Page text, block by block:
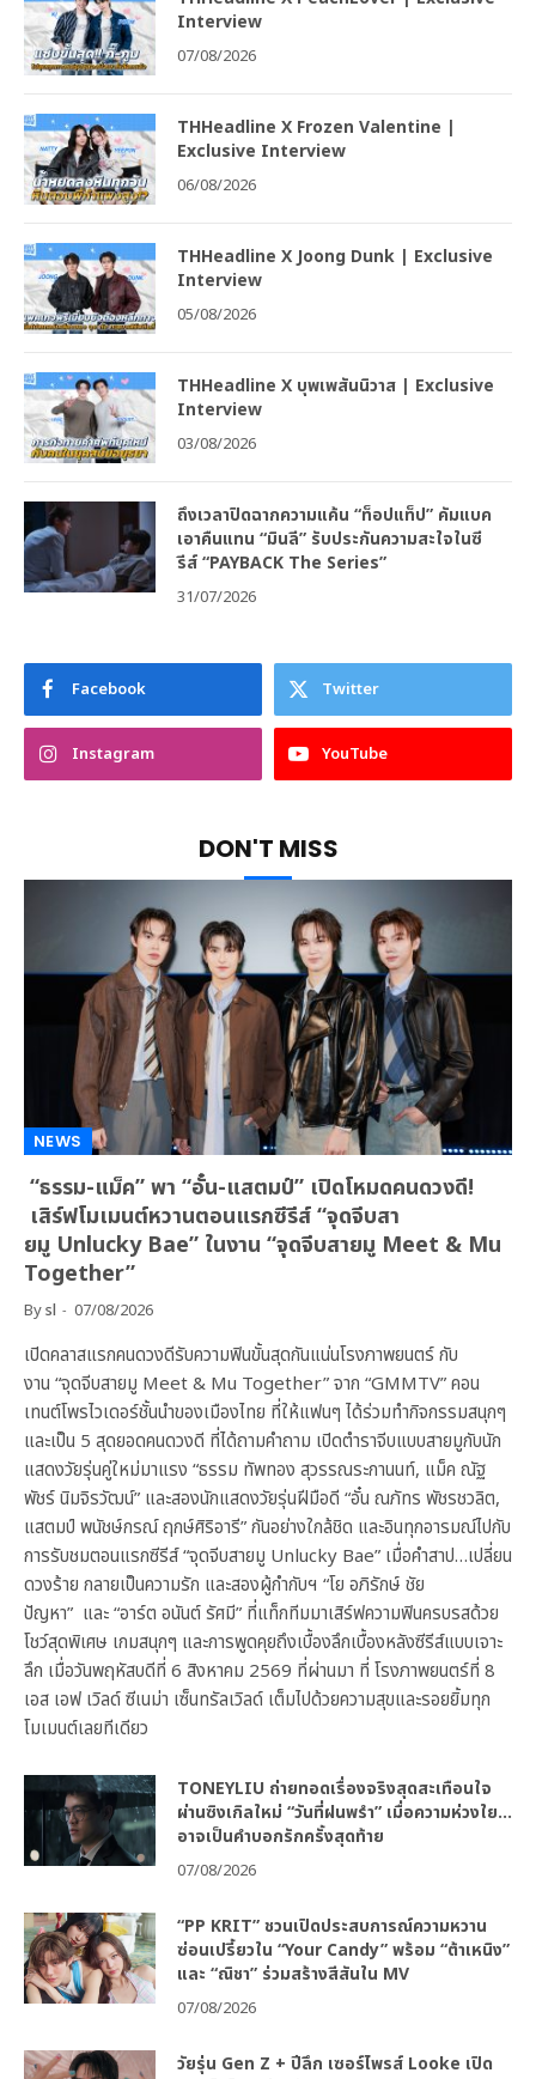
Interview
07/08/2026
THHeadline X Frozen Valentine |
Exclusive Interview
06/08/2026
THHeadline X Joong Dunk | Exclusive
Interview
05/08/2026
THHeadline X บุพเพสันนิวาส | Exclusive
Interview
03/08/2026
ถึงเวลาปิดฉากความแค้น “ท็อปแท็ป” คัมแบค
เอาคืนแทน “มินลี” รับประกันความสะใจในซี
รีส์ “PAYBACK The Series”
31/07/2026
Facebook Twitter
Instagram YouTube
DON'T MISS
NEWS
“ธรรม-แม็ค” พา “อั๋น-แสตมป์” เปิดโหมดคนดวงดี!
เสิร์ฟโมเมนต์หวานตอนแรกซีรีส์ “จุดจีบสา
ยมู Unlucky Bae” ในงาน “จุดจีบสายมู Meet & Mu
Together”
Bysl 07/08/2026
เปิดคลาสแรกคนดวงดีรับความฟินขั้นสุดกันแน่นโรงภาพยนตร์ กับ
งาน “จุดจีบสายมู Meet & Mu Together” จาก “GMMTV” คอน
เทนต์โพรไวเดอร์ชั้นนำของเมืองไทย ที่ให้แฟนๆ ได้ร่วมทำกิจกรรมสนุกๆ
และเป็น 5 สุดยอดคนดวงดี ที่ได้ถามคำถาม เปิดตำราจีบแบบสายมูกับนัก
แสดงวัยรุ่นคู่ใหม่มาแรง “ธรรม ทัพทอง สุวรรณระกานนท์, แม็ค ณัฐ
พัชร์ นิมจิรวัฒน์” และสองนักแสดงวัยรุ่นฝีมือดี “อั๋น ณภัทร พัชรชวลิต,
แสตมป์ พนัชษ์กรณ์ ฤกษ์ศิริอารี” กันอย่างใกล้ชิด และอินทุกอารมณ์ไปกับ
การรับชมตอนแรกซีรีส์ “จุดจีบสายมู Unlucky Bae” เมื่อคำสาป…เปลี่ยน
ดวงร้าย กลายเป็นความรัก และสองผู้กำกับฯ “โย อภิรักษ์ ชัย
ปัญหา” และ “อาร์ต อนันต์ รัศมี” ที่แท็กทีมมาเสิร์ฟความฟินครบรสด้วย
โชว์สุดพิเศษ เกมสนุกๆ และการพูดคุยถึงเบื้องลึกเบื้องหลังซีรีส์แบบเจาะ
ลึก เมื่อวันพฤหัสบดีที่ 6 สิงหาคม 2569 ที่ผ่านมา ที่ โรงภาพยนตร์ที่ 8
เอส เอฟ เวิลด์ ซีเนม่า เซ็นทรัลเวิลด์ เต็มไปด้วยความสุขและรอยยิ้มทุก
โมเมนต์เลยทีเดียว
TONEYLIU ถ่ายทอดเรื่องจริงสุดสะเทือนใจ
ผ่านซิงเกิลใหม่ “วันที่ฝนพรำ” เมื่อความห่วงใย…
อาจเป็นคำบอกรักครั้งสุดท้าย
07/08/2026
“PP KRIT” ชวนเปิดประสบการณ์ความหวาน
ซ่อนเปรี้ยวใน “Your Candy” พร้อม “ต้าเหนิง”
และ “ณิชา” ร่วมสร้างสีสันใน MV
07/08/2026
วัยรุ่น Gen Z + ปีลึก เซอร์ไพรส์ Looke เปิด